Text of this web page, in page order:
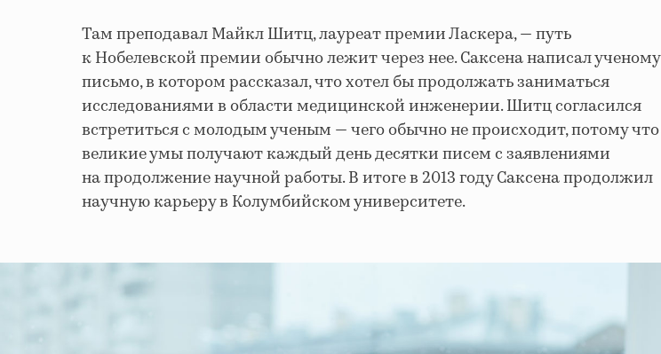
Там преподавал Майкл Шитц, лауреат премии Ласкера, — путь
к Нобелевской премии обычно лежит через нее. Саксена написал ученому
письмо, в котором рассказал, что хотел бы продолжать заниматься
исследованиями в области медицинской инженерии. Шитц согласился
встретиться с молодым ученым — чего обычно не происходит, потому что
великие умы получают каждый день десятки писем с заявлениями
на продолжение научной работы. В итоге в 2013 году Саксена продолжил
научную карьеру в Колумбийском университете.